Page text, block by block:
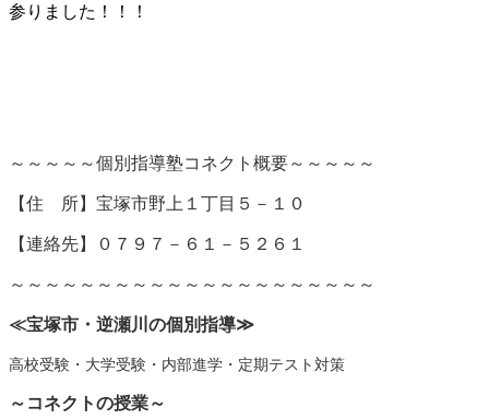
参りました！！！
～～～～～個別指導塾コネクト概要～～～～～
【住 所】宝塚市野上１丁目５－１０
【連絡先】０７９７－６１－５２６１
～～～～～～～～～～～～～～～～～～～～～
≪宝塚市・逆瀬川の個別指導≫
高校受験・大学受験・内部進学・定期テスト対策
～コネクトの授業～